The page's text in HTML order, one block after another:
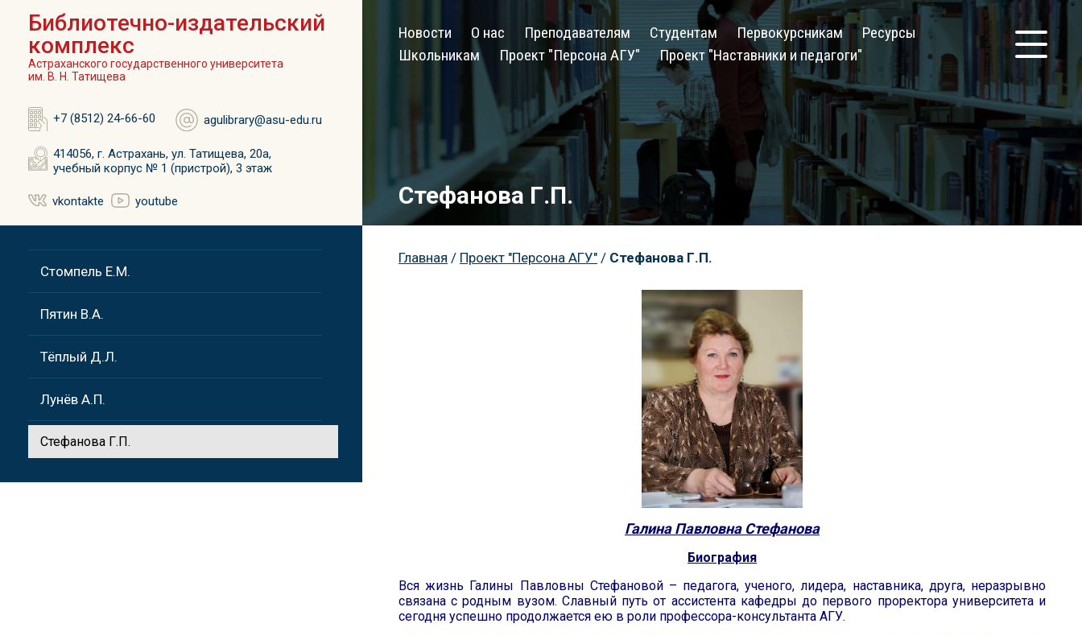
Новости О нас Преподавателям Студентам Первокурсникам
Ресурсы
Школьникам
Проект "Персона АГУ" Проект "Наставники и педагоги"
Библиотечно-издательский
комплекс
Астраханского государственного университета
им. В. Н. Татищева
+7 (8512) 24-66-60 agulibrary@asu-edu.ru
414056, г. Астрахань, ул. Татищева, 20а,
учебный корпус № 1 (пристрой), 3 этаж
vkontakte youtube Стефанова Г.П.
Стомпель Е.М.
Пятин В.А.
Тёплый Д.Л.
Лунёв А.П.
Стефанова Г.П.
Главная / Проект "Персона АГУ" / Стефанова Г.П.
Галина Павловна Стефанова
Биография
Вся жизнь Галины Павловны Стефановой – педагога, ученого, лидера, наставника, друга, неразрывно
связана с родным вузом. Славный путь от ассистента кафедры до первого проректора университета и
сегодня успешно продолжается ею в роли профессора-консультанта АГУ.